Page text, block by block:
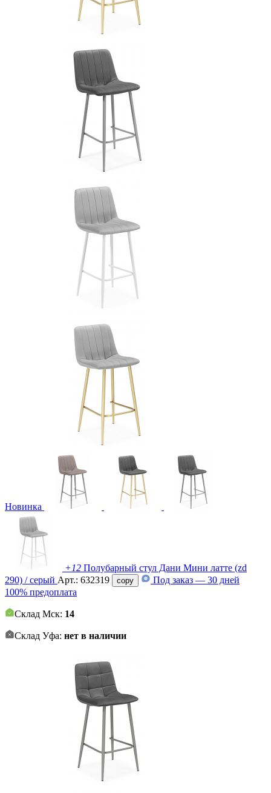
Новинка
+12 Полубарный стул Дани Мини латте (zd
290) / серый Арт.: 632319 copy
Под заказ — 30 дней
100% предоплата
Склад Мск: 14
Склад Уфа: нет в наличии